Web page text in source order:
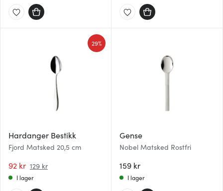
Hardanger Bestikk
Fjord Matsked 20,5 cm
92 kr 129 kr
29%
I lager
Gense
Nobel Matsked Rostfri
159 kr
I lager